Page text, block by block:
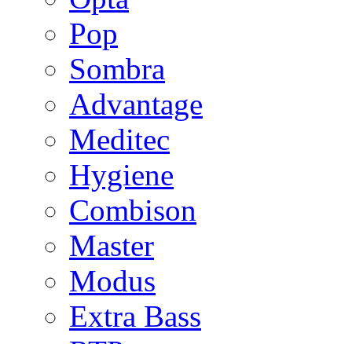
Pop
Sombra
Advantage
Meditec
Hygiene
Combison
Master
Modus
Extra Bass